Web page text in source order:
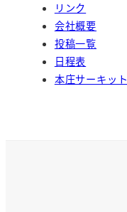
リンク
会社概要
投稿一覧
日程表
本庄サーキット